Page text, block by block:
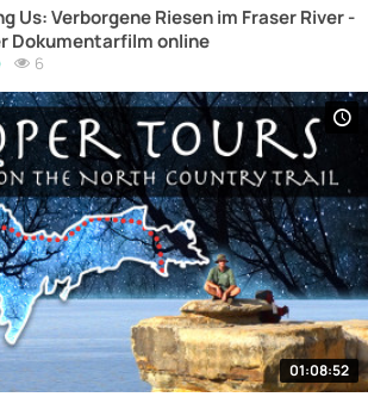
Us: Verborgene Riesen im Fraser River -
Dokumentarfilm online
6
01:08:52